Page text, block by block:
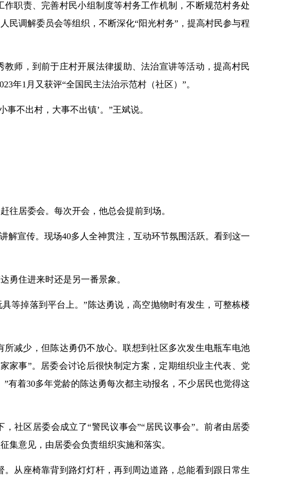
职责、完善村民小组制度等村务工作机制，不断规范村务处
民调解委员会等组织，不断深化“阳光村务”，提高村民参与程
师，到前于庄村开展法律援助、法治宣讲等活动，提高村民
年1月又获评“全国民主法治示范村（社区）”。
不出村，大事不出镇’。”王斌说。
往居委会。每次开会，他总会提前到场。
解宣传。现场40多人全神贯注，互动环节氛围活跃。看到这一
勇住进来时还是另一番景象。
等掉落到平台上。”陈达勇说，高空抛物时有发生，可整栋楼
减少，但陈达勇仍不放心。联想到社区多次发生电瓶车电池
家事”。居委会讨论后很快制定方案，定期组织业主代表、党
有着30多年党龄的陈达勇每次都主动报名，不少居民也觉得这
社区居委会成立了“警民议事会”“居民议事会”。前者由居委
集意见，由居委会负责组织实施和落实。
从座椅靠背到路灯灯杆，再到周边道路，总能看到跟日常生